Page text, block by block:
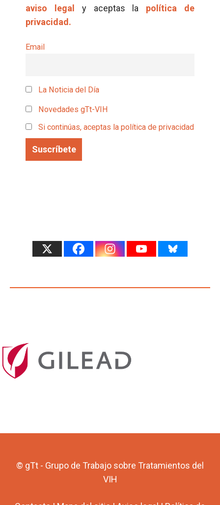
aviso legal
y aceptas la política de
privacidad.
Email
La Noticia del Día
Novedades gTt-VIH
Si continúas, aceptas la política de privacidad
© gTt - Grupo de Trabajo sobre Tratamientos del
VIH